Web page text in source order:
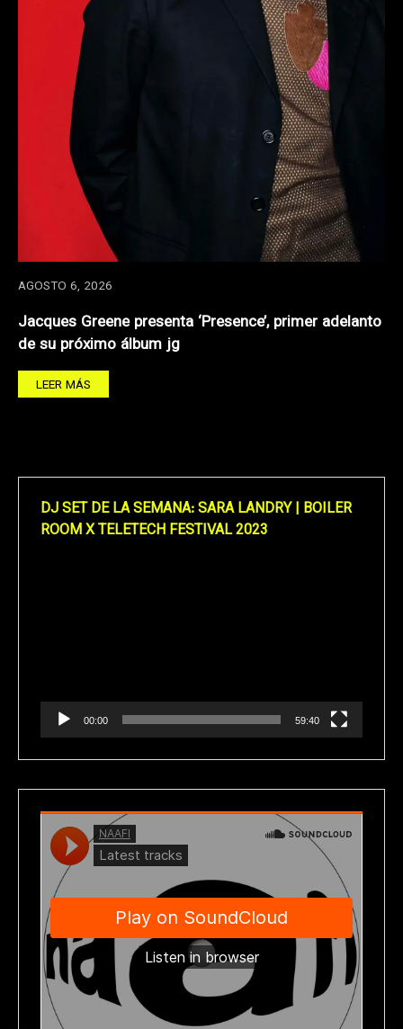
AGOSTO 6, 2026
Jacques Greene presenta ‘Presence’, primer adelanto
de su próximo álbum jg
LEER MÁS
DJ SET DE LA SEMANA: SARA LANDRY | BOILER
ROOM X TELETECH FESTIVAL 2023
00:00 59:40